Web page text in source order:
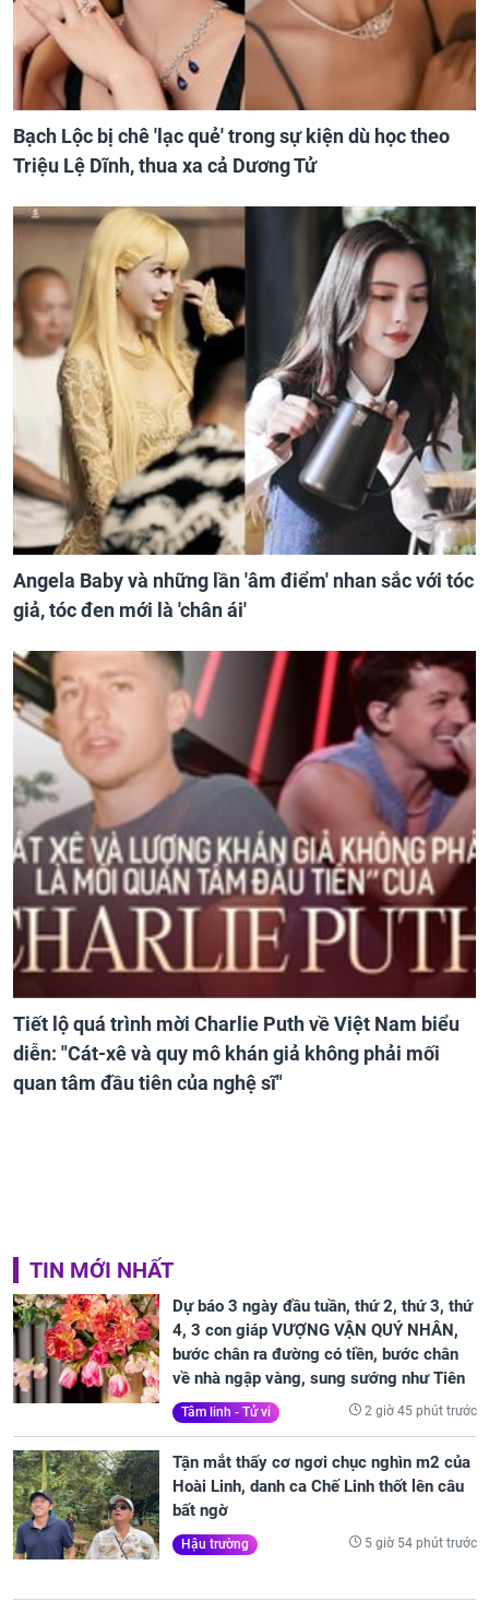
Bạch Lộc bị chê 'lạc quẻ' trong sự kiện dù học theo
Triệu Lệ Dĩnh, thua xa cả Dương Tử
Angela Baby và những lần 'âm điểm' nhan sắc với tóc
giả, tóc đen mới là 'chân ái'
Tiết lộ quá trình mời Charlie Puth về Việt Nam biểu
diễn: "Cát-xê và quy mô khán giả không phải mối
quan tâm đầu tiên của nghệ sĩ"
TIN MỚI NHẤT
Dự báo 3 ngày đầu tuần, thứ 2, thứ 3, thứ
4, 3 con giáp VƯỢNG VẬN QUÝ NHÂN,
bước chân ra đường có tiền, bước chân
về nhà ngập vàng, sung sướng như Tiên
Tâm linh - Tử vi 2 giờ 45 phút trước
Tận mắt thấy cơ ngơi chục nghìn m2 của
Hoài Linh, danh ca Chế Linh thốt lên câu
bất ngờ
Hậu trường 5 giờ 54 phút trước